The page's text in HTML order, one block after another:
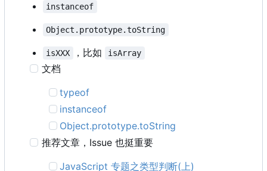
instanceof
Object.prototype.toString
isXXX ，比如 isArray
文档
typeof
instanceof
Object.prototype.toString
推荐文章 ， Issue 也挺重要
JavaScript 专题之类型判断(上)